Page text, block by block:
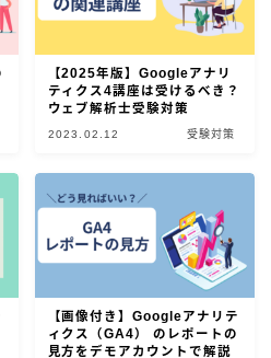
4講座
験
【2025年版】Googleアナリ
ティクス4講座は受けるべき？
ウェブ解析士受験対策
2023.02.12 受験対策
【画像付き】Googleアナリテ
ィクス（GA4） のレポートの
見方をデモアカウントで解説